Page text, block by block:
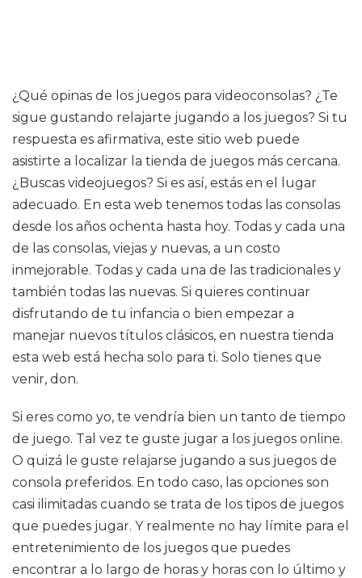
¿Qué opinas de los juegos para videoconsolas? ¿Te
sigue gustando relajarte jugando a los juegos? Si tu
respuesta es afirmativa, este sitio web puede
asistirte a localizar la tienda de juegos más cercana.
¿Buscas videojuegos? Si es así, estás en el lugar
adecuado. En esta web tenemos todas las consolas
desde los años ochenta hasta hoy. Todas y cada una
de las consolas, viejas y nuevas, a un costo
inmejorable. Todas y cada una de las tradicionales y
también todas las nuevas. Si quieres continuar
disfrutando de tu infancia o bien empezar a
manejar nuevos títulos clásicos, en nuestra tienda
esta web está hecha solo para ti. Solo tienes que
venir, don.
Si eres como yo, te vendría bien un tanto de tiempo
de juego. Tal vez te guste jugar a los juegos online.
O quizá le guste relajarse jugando a sus juegos de
consola preferidos. En todo caso, las opciones son
casi ilimitadas cuando se trata de los tipos de juegos
que puedes jugar. Y realmente no hay límite para el
entretenimiento de los juegos que puedes
encontrar a lo largo de horas y horas con lo último y